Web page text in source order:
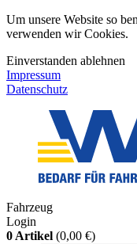
Um unsere Website so
verwenden wir Cookies.
Einverstanden ablehnen
Impressum
Datenschutz
Fahrzeug
Login
0 Artikel (0,00 €)